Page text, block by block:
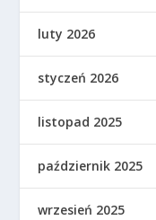
luty 2026
styczeń 2026
listopad 2025
październik 2025
wrzesień 2025